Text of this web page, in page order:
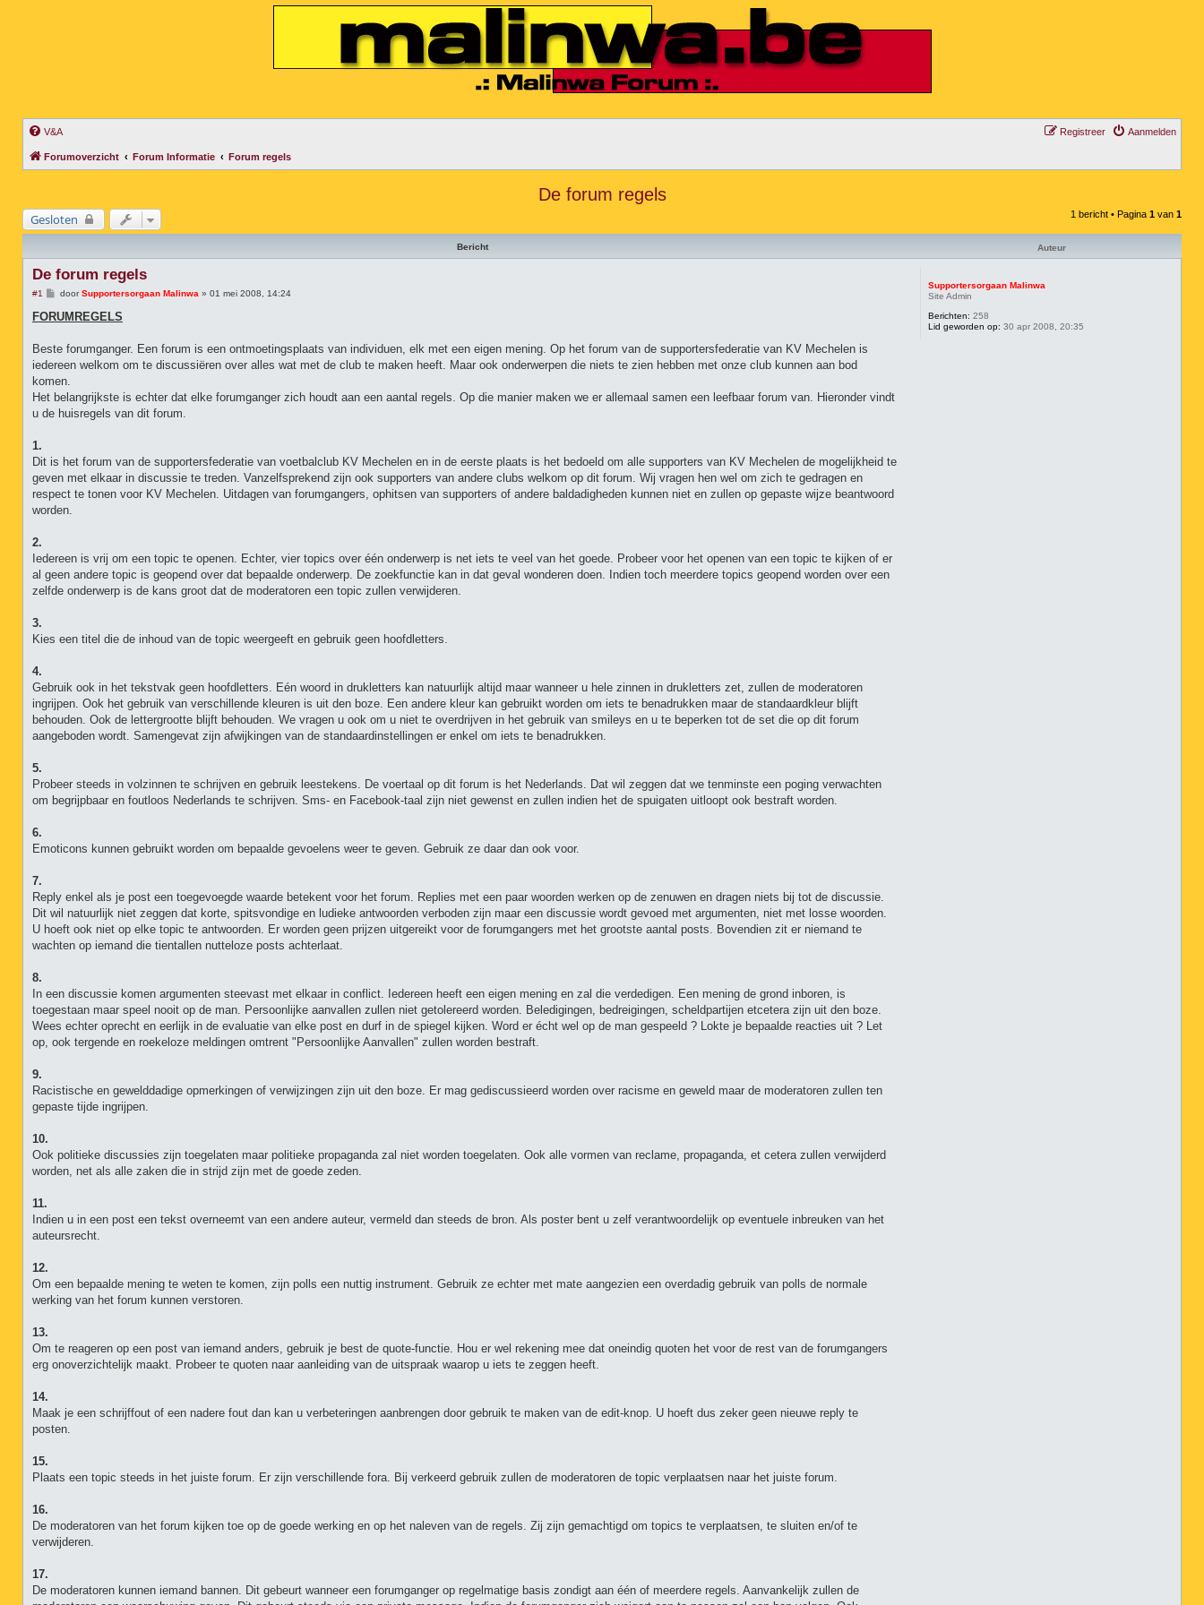
V&A Aanmelden
Registreer
Forumoverzicht Forum Informatie Forum regels
De forum regels
Gesloten 1 bericht • Pagina 1 van 1
Bericht Auteur
Supportersorgaan Malinwa
Site Admin
Berichten: 258
Lid geworden op: 30 apr 2008, 20:35
De forum regels
#1
B
r
i
h
doorSupportersorgaan Malinwa » 01 mei 2008, 14:24
FORUMREGELS
Beste forumganger. Een forum is een ontmoetingsplaats van individuen, elk met een eigen mening. Op het forum van de supportersfederatie van KV Mechelen is
iedereen welkom om te discussiëren over alles wat met de club te maken heeft. Maar ook onderwerpen die niets te zien hebben met onze club kunnen aan bod
komen.
Het belangrijkste is echter dat elke forumganger zich houdt aan een aantal regels. Op die manier maken we er allemaal samen een leefbaar forum van. Hieronder vindt
u de huisregels van dit forum.
1.
Dit is het forum van de supportersfederatie van voetbalclub KV Mechelen en in de eerste plaats is het bedoeld om alle supporters van KV Mechelen de mogelijkheid te
geven met elkaar in discussie te treden. Vanzelfsprekend zijn ook supporters van andere clubs welkom op dit forum. Wij vragen hen wel om zich te gedragen en
respect te tonen voor KV Mechelen. Uitdagen van forumgangers, ophitsen van supporters of andere baldadigheden kunnen niet en zullen op gepaste wijze beantwoord
worden.
2.
Iedereen is vrij om een topic te openen. Echter, vier topics over één onderwerp is net iets te veel van het goede. Probeer voor het openen van een topic te kijken of er
al geen andere topic is geopend over dat bepaalde onderwerp. De zoekfunctie kan in dat geval wonderen doen. Indien toch meerdere topics geopend worden over een
zelfde onderwerp is de kans groot dat de moderatoren een topic zullen verwijderen.
3.
Kies een titel die de inhoud van de topic weergeeft en gebruik geen hoofdletters.
4.
Gebruik ook in het tekstvak geen hoofdletters. Eén woord in drukletters kan natuurlijk altijd maar wanneer u hele zinnen in drukletters zet, zullen de moderatoren
ingrijpen. Ook het gebruik van verschillende kleuren is uit den boze. Een andere kleur kan gebruikt worden om iets te benadrukken maar de standaardkleur blijft
behouden. Ook de lettergrootte blijft behouden. We vragen u ook om u niet te overdrijven in het gebruik van smileys en u te beperken tot de set die op dit forum
aangeboden wordt. Samengevat zijn afwijkingen van de standaardinstellingen er enkel om iets te benadrukken.
5.
Probeer steeds in volzinnen te schrijven en gebruik leestekens. De voertaal op dit forum is het Nederlands. Dat wil zeggen dat we tenminste een poging verwachten
om begrijpbaar en foutloos Nederlands te schrijven. Sms- en Facebook-taal zijn niet gewenst en zullen indien het de spuigaten uitloopt ook bestraft worden.
6.
Emoticons kunnen gebruikt worden om bepaalde gevoelens weer te geven. Gebruik ze daar dan ook voor.
7.
Reply enkel als je post een toegevoegde waarde betekent voor het forum. Replies met een paar woorden werken op de zenuwen en dragen niets bij tot de discussie.
Dit wil natuurlijk niet zeggen dat korte, spitsvondige en ludieke antwoorden verboden zijn maar een discussie wordt gevoed met argumenten, niet met losse woorden.
U hoeft ook niet op elke topic te antwoorden. Er worden geen prijzen uitgereikt voor de forumgangers met het grootste aantal posts. Bovendien zit er niemand te
wachten op iemand die tientallen nutteloze posts achterlaat.
8.
In een discussie komen argumenten steevast met elkaar in conflict. Iedereen heeft een eigen mening en zal die verdedigen. Een mening de grond inboren, is
toegestaan maar speel nooit op de man. Persoonlijke aanvallen zullen niet getolereerd worden. Beledigingen, bedreigingen, scheldpartijen etcetera zijn uit den boze.
Wees echter oprecht en eerlijk in de evaluatie van elke post en durf in de spiegel kijken. Word er écht wel op de man gespeeld ? Lokte je bepaalde reacties uit ? Let
op, ook tergende en roekeloze meldingen omtrent "Persoonlijke Aanvallen" zullen worden bestraft.
9.
Racistische en gewelddadige opmerkingen of verwijzingen zijn uit den boze. Er mag gediscussieerd worden over racisme en geweld maar de moderatoren zullen ten
gepaste tijde ingrijpen.
10.
Ook politieke discussies zijn toegelaten maar politieke propaganda zal niet worden toegelaten. Ook alle vormen van reclame, propaganda, et cetera zullen verwijderd
worden, net als alle zaken die in strijd zijn met de goede zeden.
11.
Indien u in een post een tekst overneemt van een andere auteur, vermeld dan steeds de bron. Als poster bent u zelf verantwoordelijk op eventuele inbreuken van het
auteursrecht.
12.
Om een bepaalde mening te weten te komen, zijn polls een nuttig instrument. Gebruik ze echter met mate aangezien een overdadig gebruik van polls de normale
werking van het forum kunnen verstoren.
13.
Om te reageren op een post van iemand anders, gebruik je best de quote-functie. Hou er wel rekening mee dat oneindig quoten het voor de rest van de forumgangers
erg onoverzichtelijk maakt. Probeer te quoten naar aanleiding van de uitspraak waarop u iets te zeggen heeft.
14.
Maak je een schrijffout of een nadere fout dan kan u verbeteringen aanbrengen door gebruik te maken van de edit-knop. U hoeft dus zeker geen nieuwe reply te
posten.
15.
Plaats een topic steeds in het juiste forum. Er zijn verschillende fora. Bij verkeerd gebruik zullen de moderatoren de topic verplaatsen naar het juiste forum.
16.
De moderatoren van het forum kijken toe op de goede werking en op het naleven van de regels. Zij zijn gemachtigd om topics te verplaatsen, te sluiten en/of te
verwijderen.
17.
De moderatoren kunnen iemand bannen. Dit gebeurt wanneer een forumganger op regelmatige basis zondigt aan één of meerdere regels. Aanvankelijk zullen de